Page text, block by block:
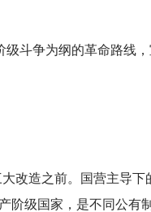
级斗争为纲的革命路线
改造之前。国营主导下
阶级国家，是不同公有